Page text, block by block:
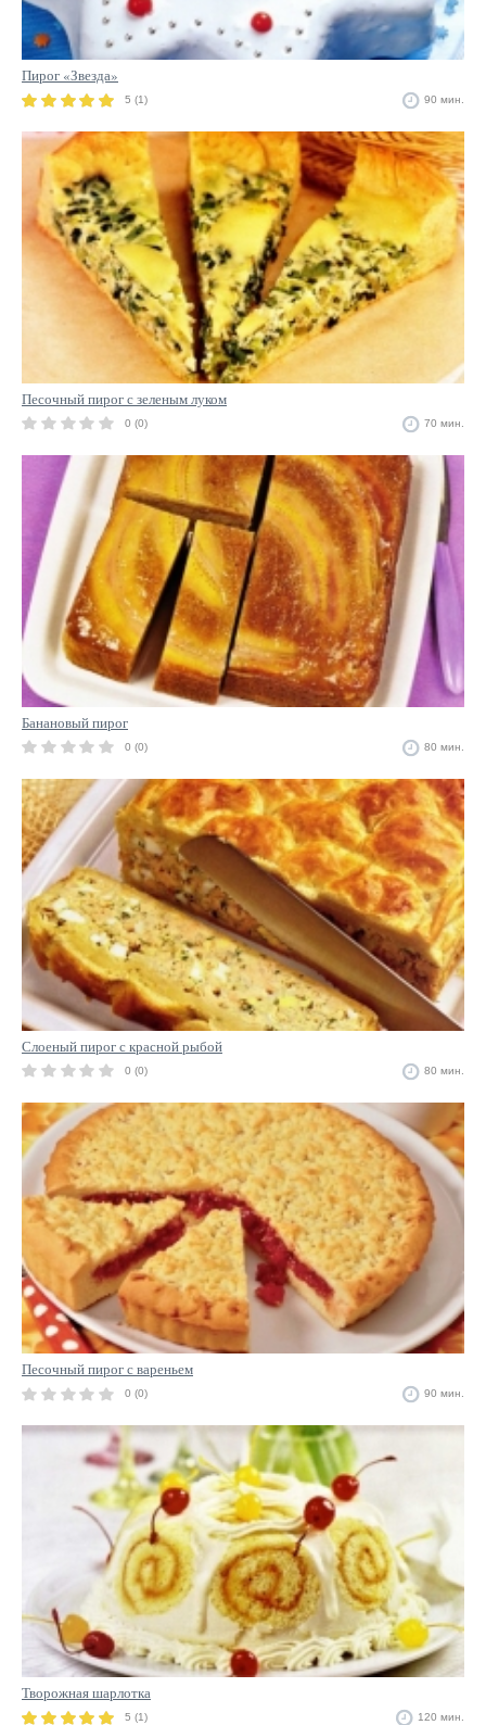
Пирог «Звезда»
5 (1) 90 мин.
Песочный пирог с зеленым луком
0 (0) 70 мин.
Банановый пирог
0 (0) 80 мин.
Слоеный пирог с красной рыбой
0 (0) 80 мин.
Песочный пирог с вареньем
0 (0) 90 мин.
Творожная шарлотка
5 (1) 120 мин.